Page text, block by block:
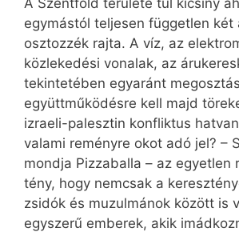
egymástól teljesen független két
osztozzék rajta. A víz, az
közlekedési vonalak, az
tekintetében egyaránt
együttműködésre kell majd
izraeli-palesztin konfliktus
valami reményre okot adó jel? –
mondja Pizzaballa – az egyetlen
tény, hogy nemcsak a
zsidók és muzulmánok között is
egyszerű emberek, akik